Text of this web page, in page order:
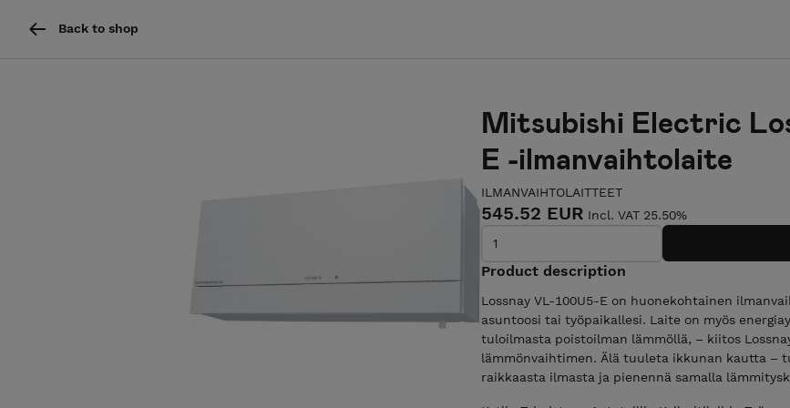
Back to shop
Mitsubishi Electric
E -ilmanvaihtolaite
ILMANVAIHTOLAITTEET
545.52 EUR Incl. VAT 25.50%
Product description
Lossnay VL-100U5-E on huonekohtainen
asuntoosi tai työpaikallesi. Laite on myös
tuloilmasta poistoilman lämmöllä, – kiitos
lämmönvaihtimen. Älä tuuleta ikkunan kautta –
raikkaasta ilmasta ja pienennä samalla